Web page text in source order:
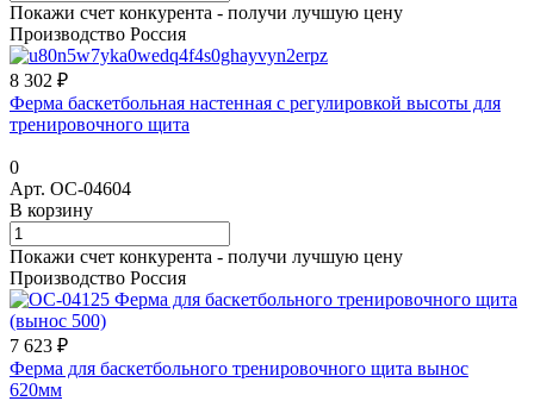
Покажи счет конкурента - получи лучшую цену
Производство Россия
8 302 ₽
Ферма баскетбольная настенная с регулировкой высоты для
тренировочного щита
0
Арт. ОС-04604
В корзину
Покажи счет конкурента - получи лучшую цену
Производство Россия
7 623 ₽
Ферма для баскетбольного тренировочного щита вынос
620мм